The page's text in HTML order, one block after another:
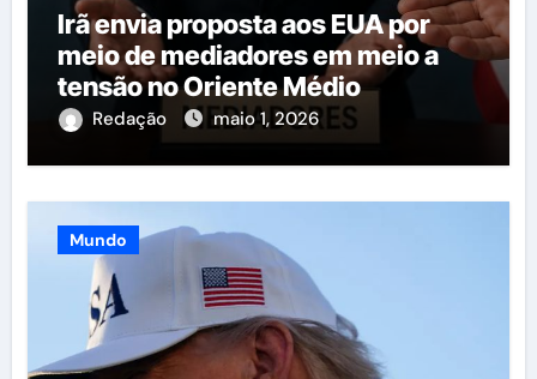
Irã envia proposta aos EUA por
meio de mediadores em meio a
tensão no Oriente Médio
Redação maio 1, 2026
Mundo